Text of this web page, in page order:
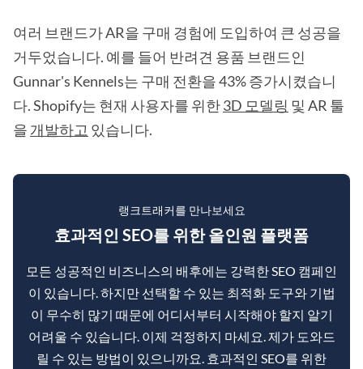
여러 브랜드가 AR을 구매 경험에 도입하여 큰 성공을
거두었습니다. 예를 들어 반려견 용품 브랜드인
Gunnar's Kennels는 구매 전환을 43% 증가시켰습니
다. Shopify는 현재 사용자를 위한3D 모델링 및 AR 툴
을 개발하고 있습니다.
랭크트래커를 만나보세요
효과적인 SEO를 위한 올인원 플랫폼
모든 성공적인 비즈니스의 배후에는 강력한 SEO 캠페인
이 있습니다. 하지만 선택할 수 있는 최적화 도구와 기법
이 무수히 많기 때문에 어디서부터 시작해야 할지 알기
어려울 수 있습니다. 이제 걱정하지 마세요. 제가 도와드
릴 수 있는 방법이 있으니까요. 효과적인 SEO를 위한